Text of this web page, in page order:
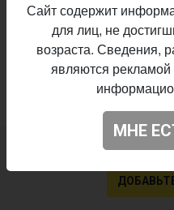
Начало
выпуска:
Оценка:
3.554
Не нашли ваш бар
Сайт содержит
для лиц, не
возраста. Сведения,
являются рекламой
МНЕ